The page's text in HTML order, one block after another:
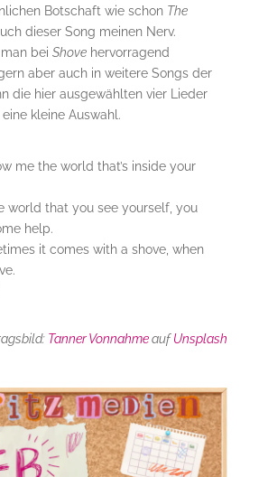
Botschaft wie schon The
dieser Song meinen Nerv.
bei Shovehervorragend
aber auch in weitere Songs der
die hier ausgewählten vier Lieder
kleine Auswahl.
me the world that’s inside your
world that you see yourself, you
help.
it comes with a shove, when
Tanner VonnahmeaufUnsplash